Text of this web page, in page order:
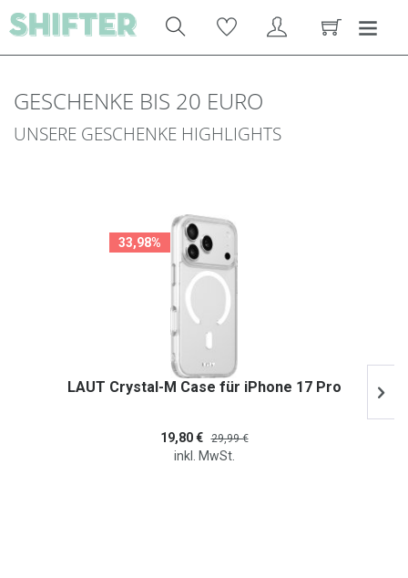
GESCHENKE BIS 20 EURO
UNSERE GESCHENKE HIGHLIGHTS
33,98%
LAUT Crystal-M Case für iPhone 17 Pro
19,80 € 29,99 €
inkl. MwSt.